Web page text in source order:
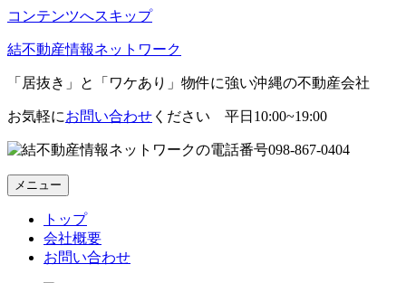
コンテンツへスキップ
結不動産情報ネットワーク
「居抜き」と「ワケあり」物件に強い沖縄の不動産会社
お気軽にお問い合わせ ください 平日10:00~19:00
098-867-0404
メニュー
トップ
会社概要
お問い合わせ